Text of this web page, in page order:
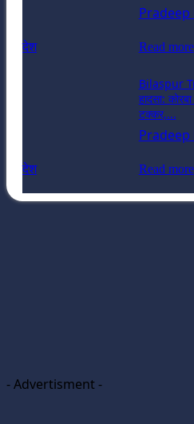
देश
Pradeep
Read more
देश
Bilaspur
हादसा:
टक्कर,...
Pradeep
Read more
- Advertisment -